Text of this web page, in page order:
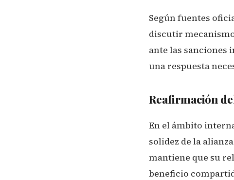
Según fuentes
discutir
ante las sanciones
una respuesta
Reafirmación
En el ámbito
solidez de la
mantiene que su
beneficio